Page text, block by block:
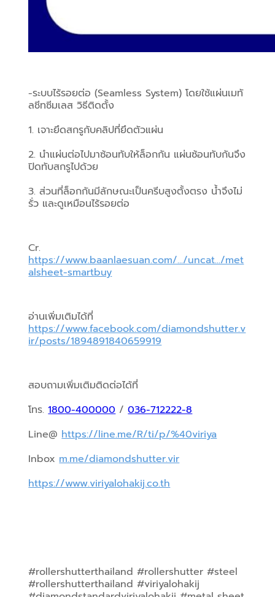
-ระบบไร้รอยต่อ (Seamless System) โดยใช้แผ่นเมทั
ลชีทซีมเลส วิธีติดตั้ง
1. เจาะยึดสกรูกับคลิปที่ยึดตัวแผ่น
2. นำแผ่นต่อไปมาซ้อนทับให้ล็อกกัน แผ่นซ้อนทับกันจึง
ปิดทับสกรูไปด้วย
3. ส่วนที่ล็อกกันมีลักษณะเป็นครีบสูงตั้งตรง น้ำจึงไม่
รั่ว และดูเหมือนไร้รอยต่อ
Cr.
https://www.baanlaesuan.com/.../uncat.../met
alsheet-smartbuy
อ่านเพิ่มเติมได้ที่
https://www.facebook.com/diamondshutter.v
ir/posts/1894891840659919
สอบถามเพิ่มเติมติดต่อได้ที่
โทร. 1800-400000 / 036-712222-8
Line@ https://line.me/R/ti/p/%40viriya
Inbox m.me/diamondshutter.vir
https://www.viriyalohakij.co.th
#rollershutterthailand #rollershutter #steel
#rollershutterthailand #viriyalohakij